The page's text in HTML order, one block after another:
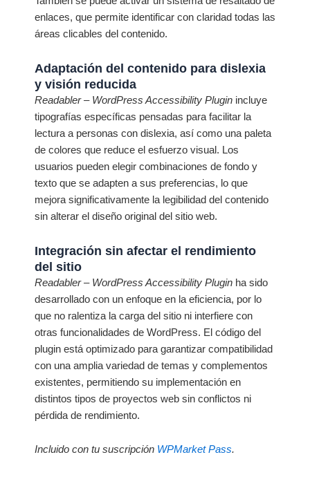
enlaces, que permite identificar con claridad todas las
áreas clicables del contenido.
Adaptación del contenido para dislexia
y visión reducida
Readabler – WordPress Accessibility Plugin incluye
tipografías específicas pensadas para facilitar la
lectura a personas con dislexia, así como una paleta
de colores que reduce el esfuerzo visual. Los
usuarios pueden elegir combinaciones de fondo y
texto que se adapten a sus preferencias, lo que
mejora significativamente la legibilidad del contenido
sin alterar el diseño original del sitio web.
Integración sin afectar el rendimiento
del sitio
Readabler – WordPress Accessibility Plugin ha sido
desarrollado con un enfoque en la eficiencia, por lo
que no ralentiza la carga del sitio ni interfiere con
otras funcionalidades de WordPress. El código del
plugin está optimizado para garantizar compatibilidad
con una amplia variedad de temas y complementos
existentes, permitiendo su implementación en
distintos tipos de proyectos web sin conflictos ni
pérdida de rendimiento.
Incluido con tu suscripción WPMarket Pass.